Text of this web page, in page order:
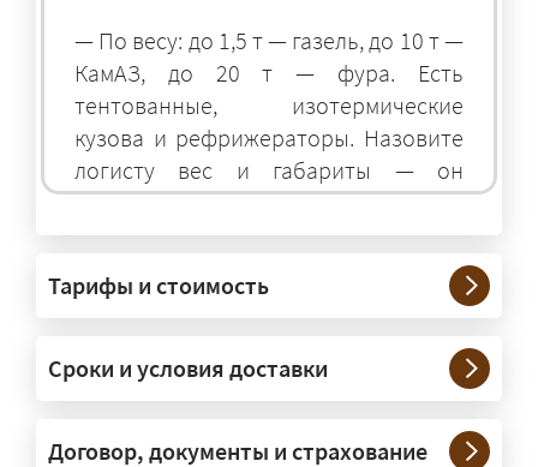
— По весу: до 1,5 т — газель, до 10 т —
КамАЗ, до 20 т — фура. Есть
тентованные, изотермические
кузова и рефрижераторы. Назовите
логисту вес и габариты — он
подберёт оптимальный транспорт.
— Штатно — от 100 кг до 20 тонн.
Мелкие партии едут догрузом,
крупные — отдельной машиной.
Тяжеловесы 30–90 т организуем
через проверенных партнёров.
Тарифы и стоимость
Сроки и условия доставки
Договор, документы и страхование